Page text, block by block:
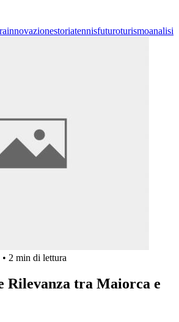
innovazionestoriatennisfuturoturismoanalisi
• 2 min di lettura
Rilevanza tra Maiorca e